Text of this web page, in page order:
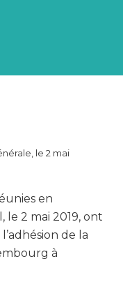
le 2 mai
en
le 2 mai 2019, ont
de la
à